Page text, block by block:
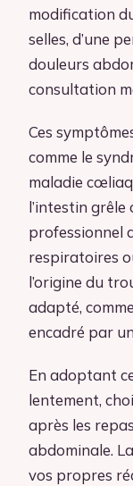
modification
selles, d’une
douleurs
consultation
Ces
comme le
maladie
l’intestin grêle
professionnel
respiratoires
l’origine du
adapté,
encadré par
En adoptant
lentement,
après les
abdominale.
vos propres